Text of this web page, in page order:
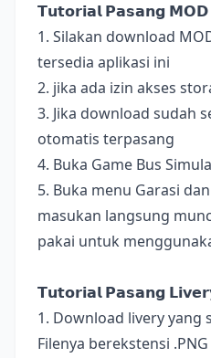
𝗧𝘂𝘁𝗼𝗿𝗶𝗮𝗹 𝗣𝗮𝘀𝗮𝗻𝗴 𝗠𝗢𝗗
1. Silakan download
tersedia aplikasi ini
2. jika ada izin akses
3. Jika download sudah
otomatis terpasang
4. Buka Game Bus
5. Buka menu Garasi
masukan langsung
pakai untuk
𝗧𝘂𝘁𝗼𝗿𝗶𝗮𝗹 𝗣𝗮𝘀𝗮𝗻𝗴
1. Download livery yang
Filenya berekstensi .PNG